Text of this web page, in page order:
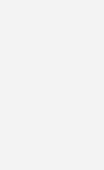
Hohe
SysAqua von
Versionen: Neben
erlaubt die